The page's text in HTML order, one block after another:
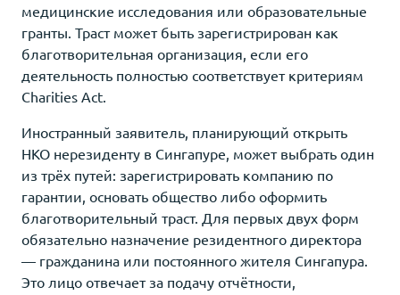
медицинские исследования или образовательные
гранты. Траст может быть зарегистрирован как
благотворительная организация, если его
деятельность полностью соответствует критериям
Charities Act.
Иностранный заявитель, планирующий открыть
НКО нерезиденту в Сингапуре, может выбрать один
из трёх путей: зарегистрировать компанию по
гарантии, основать общество либо оформить
благотворительный траст. Для первых двух форм
обязательно назначение резидентного директора
— гражданина или постоянного жителя Сингапура.
Это лицо отвечает за подачу отчётности,